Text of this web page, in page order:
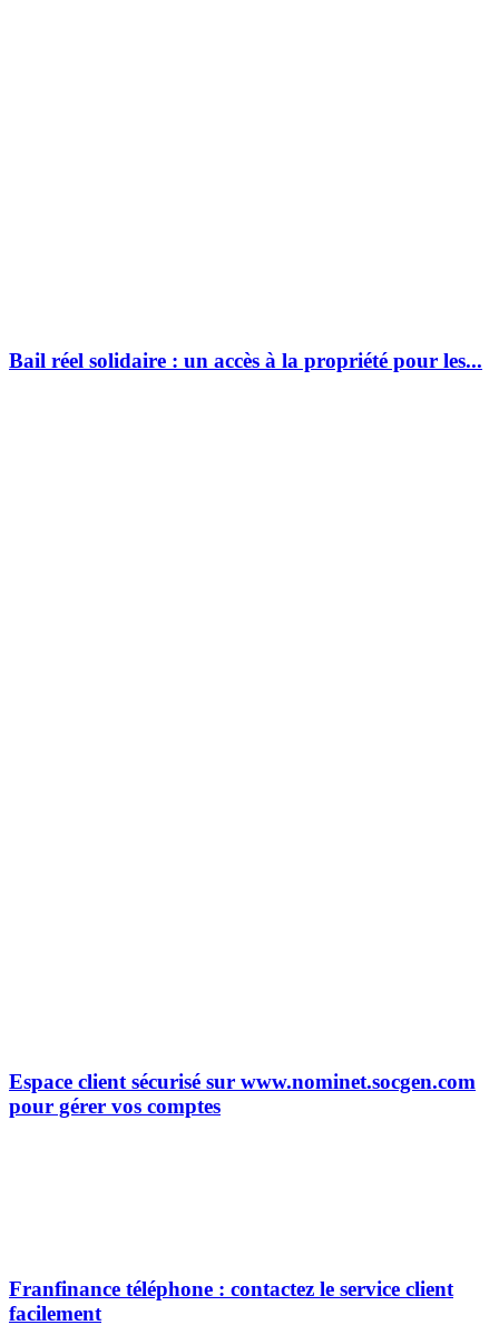
Bail réel solidaire : un accès à la propriété pour les...
Espace client sécurisé sur www.nominet.socgen.com
pour gérer vos comptes
Franfinance téléphone : contactez le service client
facilement